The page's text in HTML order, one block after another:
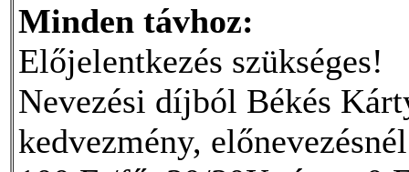
Minden távhoz:
Előjelentkezés szükséges!
Nevezési díjból Békés
kedvezmény,